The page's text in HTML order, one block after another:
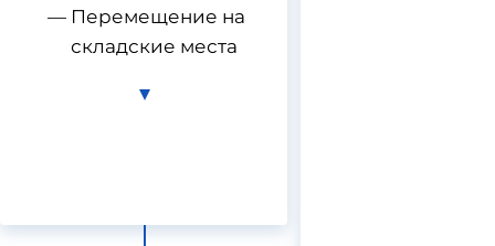
Перемещение на
складские места